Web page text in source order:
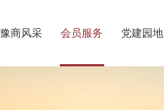
豫商风采 会员服务 党建园地